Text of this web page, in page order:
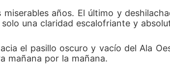
años. El último y
una claridad escalofriante y
el pasillo oscuro y vacío del Ala
mañana por la mañana.